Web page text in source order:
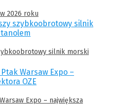
2026 roku
silnik morski
Expo – największa